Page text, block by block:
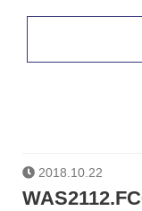
2018.10.22